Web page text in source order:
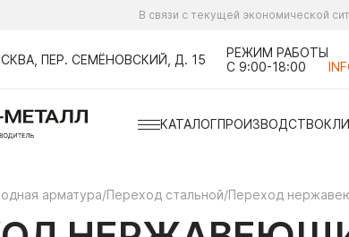
В связи с текущей экономической
ПЕР. СЕМЁНОВСКИЙ, Д. 15
РЕЖИМ РАБОТЫ
С 9:00-18:00
КАТАЛОГПРОИЗВОДСТВО
арматура/Переход стальной/Переход